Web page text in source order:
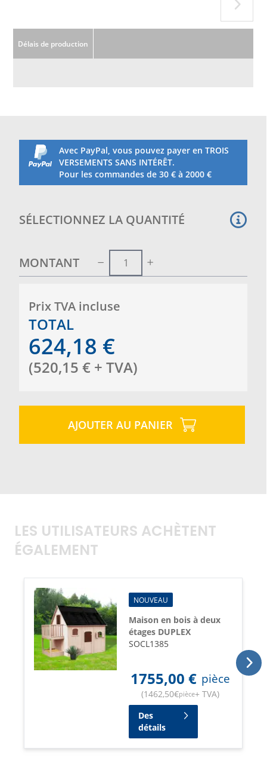
Délais de production
Avec PayPal, vous pouvez payer en TROIS
VERSEMENTS SANS INTÉRÊT.
Pour les commandes de 30 € à 2000 €
SÉLECTIONNEZ LA QUANTITÉ
MONTANT
Prix ​​TVA incluse
TOTAL
624,18 €
(520,15 € + TVA)
AJOUTER AU PANIER
LES UTILISATEURS ACHÈTENT
ÉGALEMENT
NOUVEAU
Maison en bois à deux
étages DUPLEX
SOCL1385
1755,00 € pièce
(1462,50€pièce+ TVA)
Des
détails